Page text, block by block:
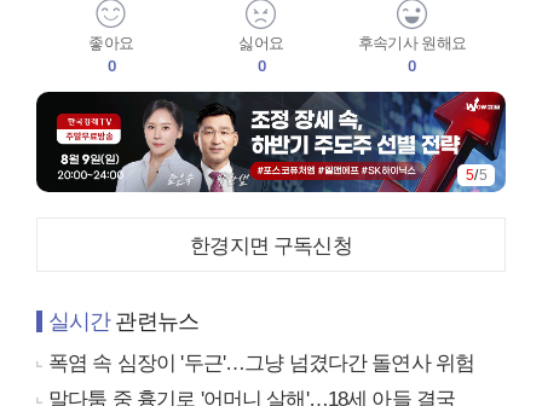
좋아요
0
싫어요
0
후속기사 원해요
0
5/5
한경지면 구독신청
실시간관련뉴스
폭염 속 심장이 '두근'…그냥 넘겼다간 돌연사 위험
말다툼 중 흉기로 '어머니 살해'…18세 아들 결국